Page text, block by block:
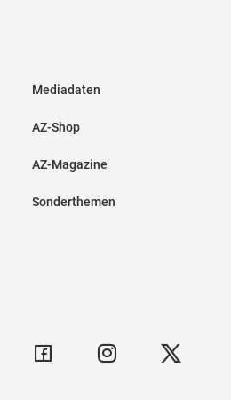
Mediadaten
AZ-Shop
AZ-Magazine
Sonderthemen